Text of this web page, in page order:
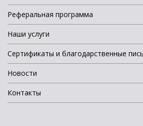
Реферальная программа
Наши услуги
Сертификаты и благодарственные
Новости
Контакты